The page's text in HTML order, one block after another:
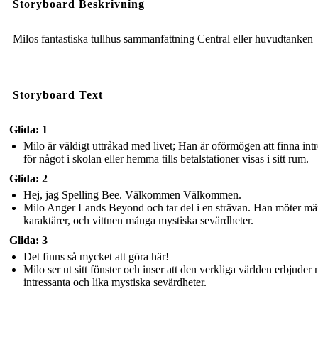
Storyboard Beskrivning
Milos fantastiska tullhus sammanfattning Central eller huvudtanken
Storyboard Text
Glida: 1
Milo är väldigt uttråkad med livet; Han är oförmögen att finna
för något i skolan eller hemma tills betalstationer visas i sitt rum.
Glida: 2
Hej, jag Spelling Bee. Välkommen Välkommen.
Milo Anger Lands Beyond och tar del i en strävan. Han möter
karaktärer, och vittnen många mystiska sevärdheter.
Glida: 3
Det finns så mycket att göra här!
Milo ser ut sitt fönster och inser att den verkliga världen erbjuder
intressanta och lika mystiska sevärdheter.